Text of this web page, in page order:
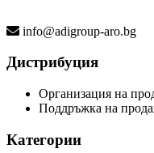
info@adigroup-aro.bg
Дистрибуция
Организация на
Поддръжка на
Категории